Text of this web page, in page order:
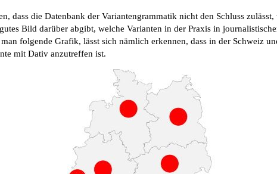
dass die Datenbank der Variantengrammatik nicht den Schluss
Bild darüber abgibt, welche Varianten in der Praxis in
folgende Grafik, lässt sich nämlich erkennen, dass in der Schweiz
mit Dativ anzutreffen ist.